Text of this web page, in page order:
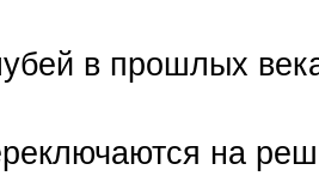
в прошлых
на